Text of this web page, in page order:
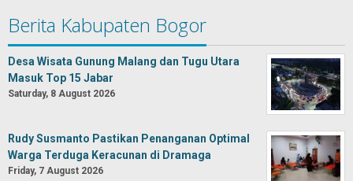
Berita Kabupaten Bogor
Desa Wisata Gunung Malang dan Tugu Utara
Masuk Top 15 Jabar
Saturday, 8 August 2026
Rudy Susmanto Pastikan Penanganan Optimal
Warga Terduga Keracunan di Dramaga
Friday, 7 August 2026